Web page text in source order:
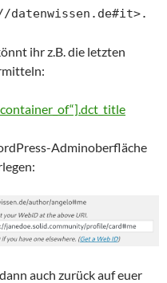
datenwissen.de#it>.
ihr z.B. die letzten
Adminoberfläche
auch zurück auf euer